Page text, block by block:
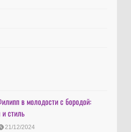
в молодости с бородой:
и стиль
21/12/2024